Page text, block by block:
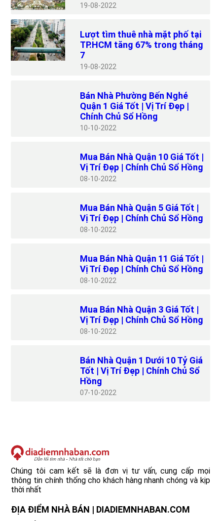
19 08-2022
Lượt tìm thuê nhà mặt phố tại
TP.HCM tăng 67% trong tháng
7
19 08-2022
Bán Nhà Phường Bến Nghé
Quận 1 Giá Tốt | Vị Trí Đẹp |
Chính Chủ Sổ Hồng
10 10-2022
Mua Bán Nhà Quận 10 Giá Tốt |
Vị Trí Đẹp | Chính Chủ Sổ Hồng
08 10-2022
Mua Bán Nhà Quận 5 Giá Tốt |
Vị Trí Đẹp | Chính Chủ Sổ Hồng
08 10-2022
Mua Bán Nhà Quận 11 Giá Tốt |
Vị Trí Đẹp | Chính Chủ Sổ Hồng
08 10-2022
Mua Bán Nhà Quận 3 Giá Tốt |
Vị Trí Đẹp | Chính Chủ Sổ Hồng
08 10-2022
Bán Nhà Quận 1 Dưới 10 Tỷ Giá
Tốt | Vị Trí Đẹp | Chính Chủ Sổ
Hồng
07 10-2022
Chúng tôi cam kết sẽ là đơn vị tư vấn, cung cấp mọi
thông tin chính thống cho khách hàng nhanh chóng và kịp
thời nhất
ĐỊA ĐIỂM NHÀ BÁN | DIADIEMNHABAN.COM